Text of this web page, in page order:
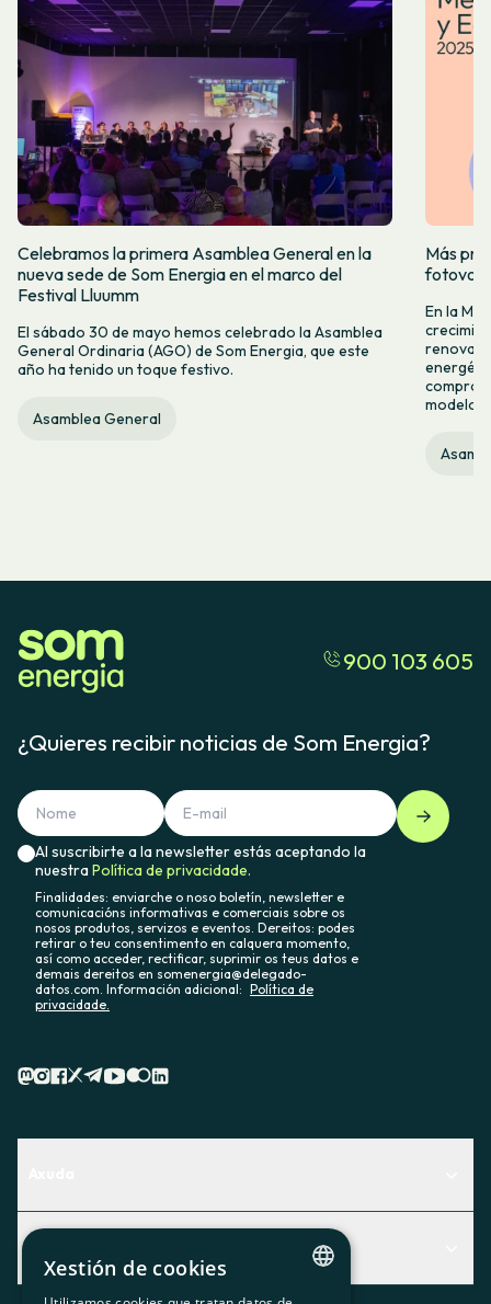
Celebramos la primera Asamblea General en la
nueva sede de Som Energia en el marco del
Festival Lluumm
El sábado 30 de mayo hemos celebrado la Asamblea
General Ordinaria (AGO) de Som Energia, que este
año ha tenido un toque festivo.
Asamblea General
Más
En la
modelo
900 103 605
¿Quieres recibir noticias de Som Energia?
Al suscribirte a la newsletter estás aceptando la
nuestraPolítica de privacidade.
Finalidades: enviarche o noso boletín, newsletter e
comunicacións informativas e comerciais sobre os
nosos produtos, servizos e eventos. Dereitos: podes
retirar o teu consentimento en calquera momento,
así como acceder, rectificar, suprimir os teus datos e
demais dereitos en somenergia@delegado-
datos.com. Información adicional: Política de
privacidade.
Descubre qué servicio te encaja mejor
Contacto
Actualidad
Xestión de cookies